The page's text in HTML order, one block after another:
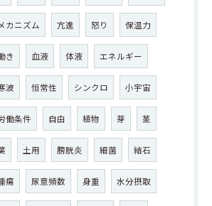
メカニズム 亢進 怒り 保温力
き 血液 体液 エネルギー
波 恒常性 シンクロ 小宇宙
働条件 自由 植物 芽 茎
土用 膀胱炎 細菌 結石
瘍 尿意頻数 身重 水分摂取